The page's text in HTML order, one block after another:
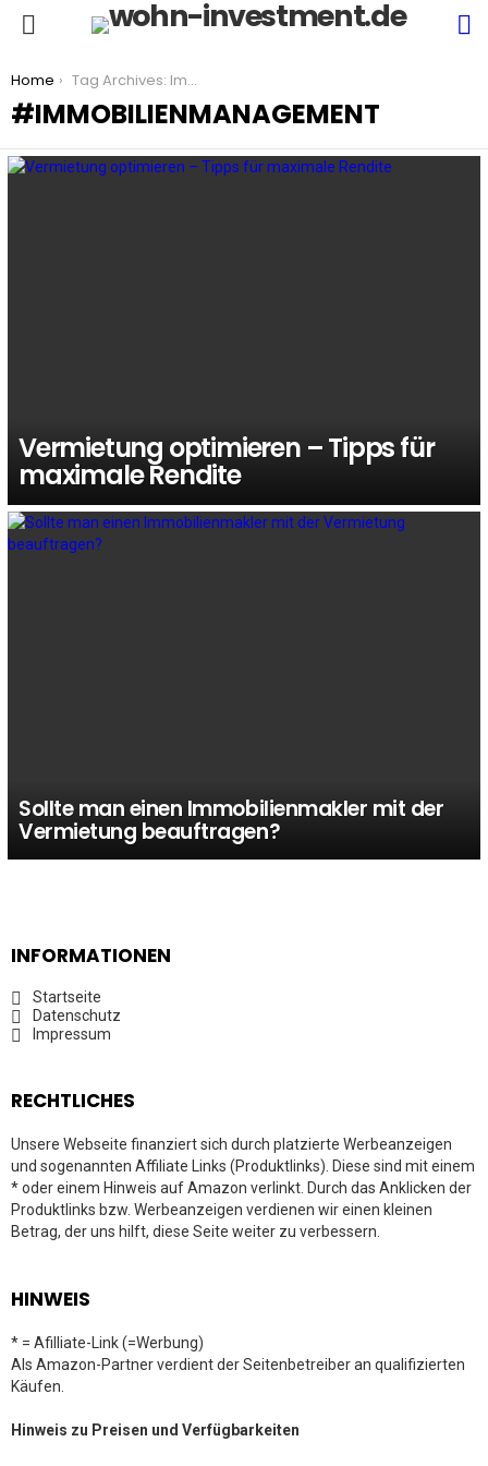
You are here:
Home Tag Archives: Immobilienmanagement
IMMOBILIENMANAGEMENT
Vermietung optimieren – Tipps für
maximale Rendite
Sollte man einen Immobilienmakler mit der
Vermietung beauftragen?
INFORMATIONEN
Startseite
Datenschutz
Impressum
RECHTLICHES
Unsere Webseite finanziert sich durch platzierte Werbeanzeigen
und sogenannten Affiliate Links (Produktlinks). Diese sind mit einem
* oder einem Hinweis auf Amazon verlinkt. Durch das Anklicken der
Produktlinks bzw. Werbeanzeigen verdienen wir einen kleinen
Betrag, der uns hilft, diese Seite weiter zu verbessern.
HINWEIS
* = Afilliate-Link (=Werbung)
Als Amazon-Partner verdient der Seitenbetreiber an qualifizierten
Käufen.
Hinweis zu Preisen und Verfügbarkeiten